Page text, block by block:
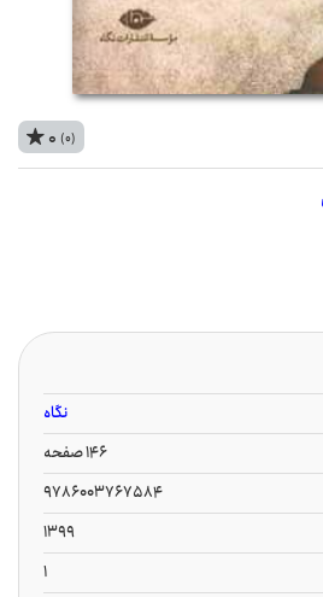
0 (0)
نگاه
146 صفحه
9786003767584
1399
1